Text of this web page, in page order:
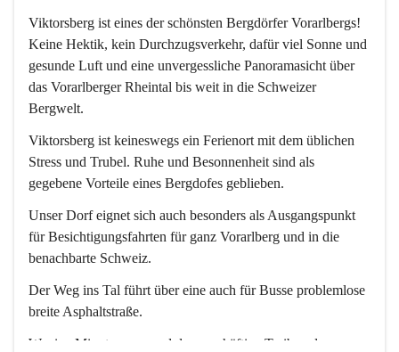
Viktorsberg ist eines der schönsten Bergdörfer Vorarlbergs!
Keine Hektik, kein Durchzugsverkehr, dafür viel Sonne und
gesunde Luft und eine unvergessliche Panoramasicht über
das Vorarlberger Rheintal bis weit in die Schweizer
Bergwelt.
Viktorsberg ist keineswegs ein Ferienort mit dem üblichen
Stress und Trubel. Ruhe und Besonnenheit sind als
gegebene Vorteile eines Bergdofes geblieben.
Unser Dorf eignet sich auch besonders als Ausgangspunkt
für Besichtigungsfahrten für ganz Vorarlberg und in die
benachbarte Schweiz.
Der Weg ins Tal führt über eine auch für Busse problemlose
breite Asphaltstraße.
Wenige Minuten nur, und das geschäftige Treiben der